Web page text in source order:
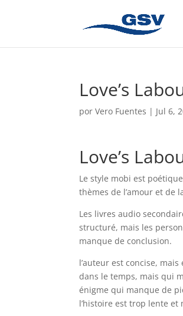
Love’s
porVero Fuentes | Jul 6,
Love’s
Le style mobi est
thèmes de l’amour et de
Les livres audio
structuré, mais les
manque de conclusion.
l’auteur est concise,
dans le temps, mais qui
énigme qui manque de
l’histoire est trop lente